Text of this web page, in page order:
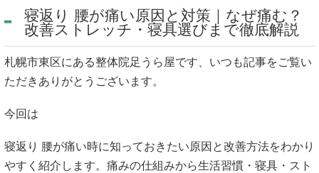
寝返り 腰が痛い原因と対策｜なぜ痛む？
改善ストレッチ・寝具選びまで徹底解説
札幌市東区にある整体院足うら屋です、いつも記事をご覧い
ただきありがとうございます。
今回は
寝返り 腰が痛い時に知っておきたい原因と改善方法をわかり
やすく紹介します。痛みの仕組みから生活習慣・寝具・スト